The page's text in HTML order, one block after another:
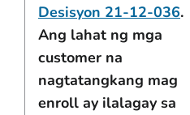
Desisyon 21-12-036.
Ang lahat ng mga
customer na
nagtatangkang mag
enroll ay ilalagay sa